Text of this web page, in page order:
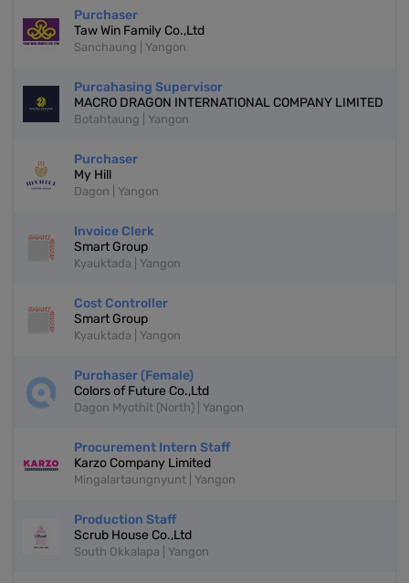
Purchaser
Taw Win Family Co.,Ltd
Sanchaung | Yangon
Purcahasing Supervisor
MACRO DRAGON INTERNATIONAL COMPANY LIMITED
Botahtaung | Yangon
Purchaser
My Hill
Dagon | Yangon
Invoice Clerk
Smart Group
Kyauktada | Yangon
Cost Controller
Smart Group
Kyauktada | Yangon
Purchaser (Female)
Colors of Future Co.,Ltd
Dagon Myothit (North) | Yangon
Procurement Intern Staff
Karzo Company Limited
Mingalartaungnyunt | Yangon
Production Staff
Scrub House Co.,Ltd
South Okkalapa | Yangon